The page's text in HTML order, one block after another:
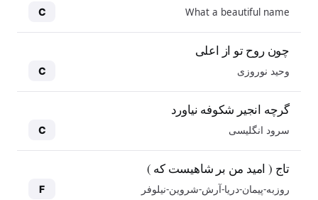
What a beautiful name
C
چون روح تو از اعلی
وحید نوروزی C
گرچه انجیر شکوفه نیاورد
سرود انگلیسی C
تاج ( امید من بر شاهیست که )
روزبه-پیمان-دریا-آرش-شروین-نیلوفر F